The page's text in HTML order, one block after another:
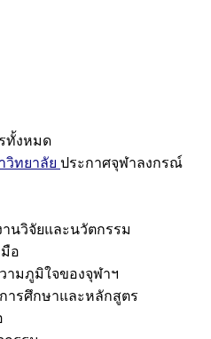
ทั้งหมด
วิทยาลัย ประกาศจุฬาลงกรณ์
านวิจัยและนวัตกรรม
อ
ามภูมิใจของจุฬาฯ
การศึกษาและหลักสูตร